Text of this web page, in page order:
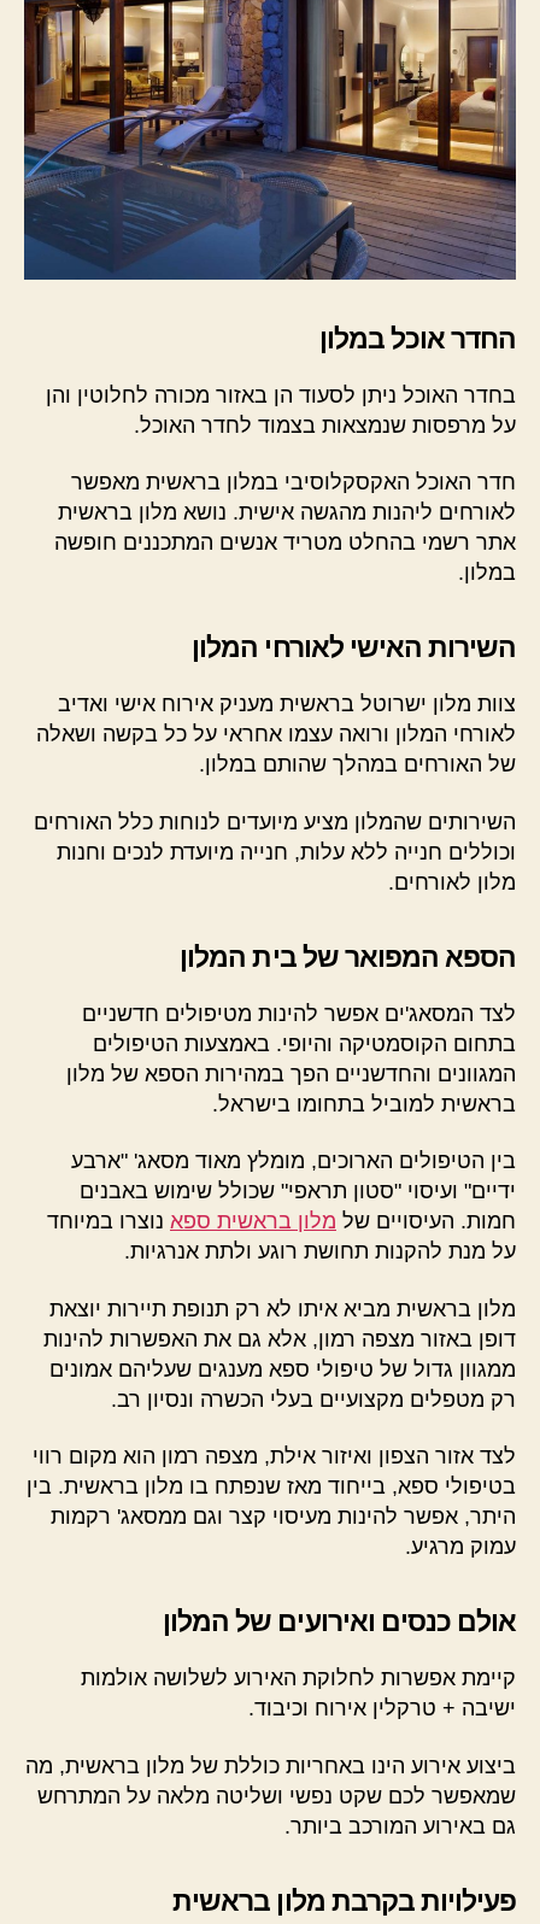
החדר אוכל במלון
בחדר האוכל ניתן לסעוד הן באזור מכורה לחלוטין והן
על מרפסות שנמצאות בצמוד לחדר האוכל.
חדר האוכל האקסקלוסיבי במלון בראשית מאפשר
לאורחים ליהנות מהגשה אישית. נושא מלון בראשית
אתר רשמי בהחלט מטריד אנשים המתכננים חופשה
במלון.
השירות האישי לאורחי המלון
צוות מלון ישרוטל בראשית מעניק אירוח אישי ואדיב
לאורחי המלון ורואה עצמו אחראי על כל בקשה ושאלה
של האורחים במהלך שהותם במלון.
השירותים שהמלון מציע מיועדים לנוחות כלל האורחים
וכוללים חנייה ללא עלות, חנייה מיועדת לנכים וחנות
מלון לאורחים.
הספא המפואר של בית המלון
לצד המסאג'ים אפשר להינות מטיפולים חדשניים
בתחום הקוסמטיקה והיופי. באמצעות הטיפולים
המגוונים והחדשניים הפך במהירות הספא של מלון
בראשית למוביל בתחומו בישראל.
בין הטיפולים הארוכים, מומלץ מאוד מסאג' "ארבע
ידיים" ועיסוי "סטון תראפי" שכולל שימוש באבנים
חמות. העיסויים של מלון בראשית ספא נוצרו במיוחד
על מנת להקנות תחושת רוגע ולתת אנרגיות.
מלון בראשית מביא איתו לא רק תנופת תיירות יוצאת
דופן באזור מצפה רמון, אלא גם את האפשרות להינות
ממגוון גדול של טיפולי ספא מענגים שעליהם אמונים
רק מטפלים מקצועיים בעלי הכשרה ונסיון רב.
לצד אזור הצפון ואיזור אילת, מצפה רמון הוא מקום רווי
בטיפולי ספא, בייחוד מאז שנפתח בו מלון בראשית. בין
היתר, אפשר להינות מעיסוי קצר וגם ממסאג' רקמות
עמוק מרגיע.
אולם כנסים ואירועים של המלון
קיימת אפשרות לחלוקת האירוע לשלושה אולמות
ישיבה + טרקלין אירוח וכיבוד.
ביצוע אירוע הינו באחריות כוללת של מלון בראשית, מה
שמאפשר לכם שקט נפשי ושליטה מלאה על המתרחש
גם באירוע המורכב ביותר.
פעילויות בקרבת מלון בראשית